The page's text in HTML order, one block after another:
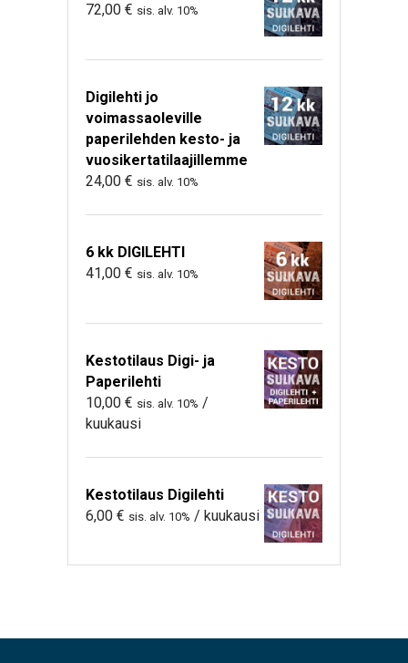
72,00 € sis. alv. 10%
Digilehti jo
voimassaoleville
paperilehden kesto- ja
vuosikertatilaajillemme
24,00 € sis. alv. 10%
6 kk DIGILEHTI
41,00 € sis. alv. 10%
Kestotilaus Digi- ja
Paperilehti
10,00 € sis. alv. 10% /
kuukausi
Kestotilaus Digilehti
6,00 € sis. alv. 10% / kuukausi